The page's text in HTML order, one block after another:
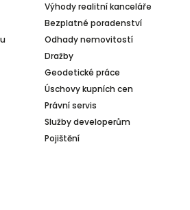
Výhody realitní kanceláře
Bezplatné poradenství
Odhady nemovitostí
Dražby
Geodetické práce
Úschovy kupních cen
Právní servis
Služby developerům
Pojištění